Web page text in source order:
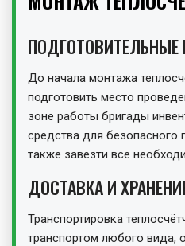
ПОДГОТОВИТЕЛЬНЫЕ
До начала монтажа
подготовить место
зоне работы бригады
средства для безопасного
также завезти все
ДОСТАВКА И
Транспортировка
транспортом любого вида,